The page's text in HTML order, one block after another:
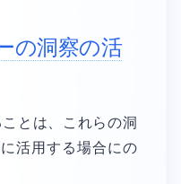
の洞察の活
とは、これらの洞
活用する場合にの